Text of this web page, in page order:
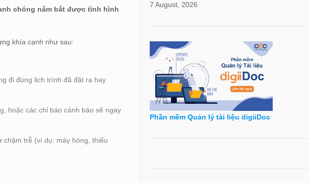
chóng nắm bắt được tình hình
khía cạnh như sau:
đi đúng lịch trình đã đặt ra hay
hoặc các chỉ báo cảnh báo sẽ ngay
trễ (ví dụ: máy hỏng, thiếu
7 August, 2026
Phần mềm Quản lý tài liệu digiiDoc